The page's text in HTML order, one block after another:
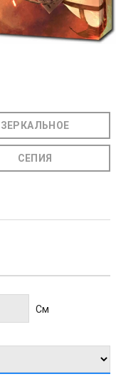
ЗЕРКАЛЬНОЕ
СЕПИЯ
Cм